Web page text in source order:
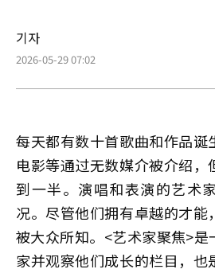
기자
2026-05-29 07:02
每天都有数十首歌曲和作品诞
电影等通过无数媒介被介绍，
到一半。演唱和表演的艺术
况。尽管他们拥有卓越的才能
被大众所知。<艺术家聚焦>
家并观察他们成长的栏目，也